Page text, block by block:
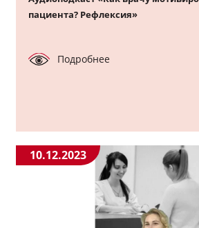
пациента? Рефлексия»
Подробнее
10.12.2023